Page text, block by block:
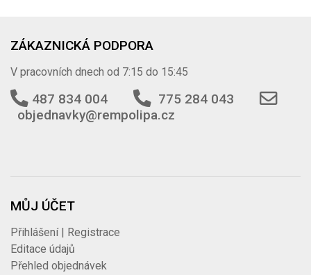
ZÁKAZNICKÁ PODPORA
V pracovních dnech od 7:15 do 15:45
487 834 004
775 284 043
objednavky@rempolipa.cz
MŮJ ÚČET
Přihlášení | Registrace
Editace údajů
Přehled objednávek